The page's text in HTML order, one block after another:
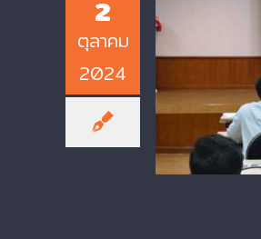
2
ตุลาคม
2024
and